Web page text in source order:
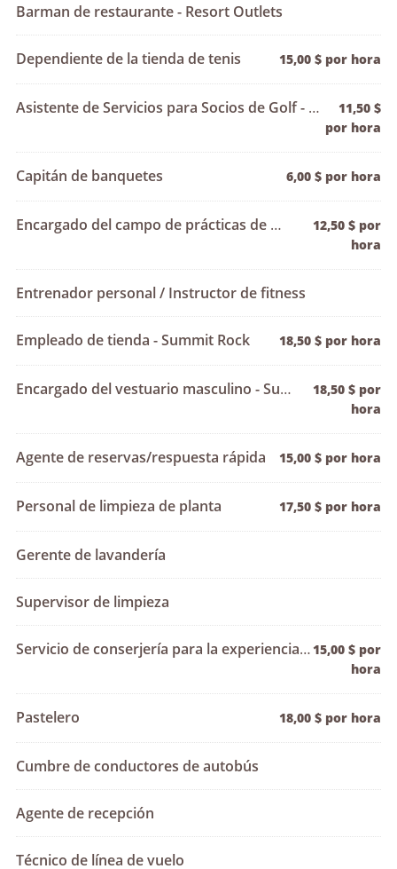
Barman de restaurante - Resort Outlets
Dependiente de la tienda de tenis 15,00 $ por hora
Asistente de Servicios para Socios de Golf - Varios Campos de Golf de Resorts
11,50 $
por hora
Capitán de banquetes 6,00 $ por hora
Encargado del campo de prácticas de golf
12,50 $ por
hora
Entrenador personal / Instructor de fitness
Empleado de tienda - Summit Rock 18,50 $ por hora
Encargado del vestuario masculino - Summit Rock
18,50 $ por
hora
Agente de reservas/respuesta rápida 15,00 $ por hora
Personal de limpieza de planta 17,50 $ por hora
Gerente de lavandería
Supervisor de limpieza
Servicio de conserjería para la experiencia del huésped en el spa15,00 $ por
hora
Pastelero 18,00 $ por hora
Cumbre de conductores de autobús
Agente de recepción
Técnico de línea de vuelo